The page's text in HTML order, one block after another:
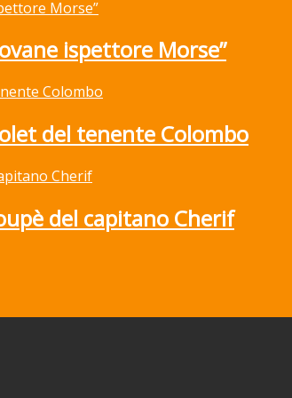
ispettore Morse”
del tenente Colombo
del capitano Cherif